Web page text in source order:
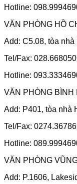
Hotline:
VĂN PHÒNG HỒ
Add: C5.08, tòa
Tel/Fax:
Hotline:
VĂN PHÒNG
Add: P401, tòa nhà
Tel/Fax:
Hotline:
VĂN PHÒNG
Add: P.1606,